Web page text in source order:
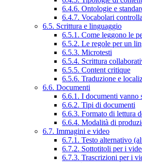
6.4.6. Ontologie e
6.4.7. Vocabolari
6.5. Scrittura e linguaggio
6.5.1. Come leggono le
6.5.2. Le regole per un
6.5.3. Microtesti
6.5.4. Scrittura
6.5.5. Content critique
6.5.6. Traduzione e
6.6. Documenti
6.6.1. I documenti vanno
6.6.2. Tipi di documenti
6.6.3. Formato di lettura
6.6.4. Modalità di
6.7. Immagini e video
6.7.1. Testo alternativo
6.7.2. Sottotitoli per i
6.7.3. Trascrizioni per i